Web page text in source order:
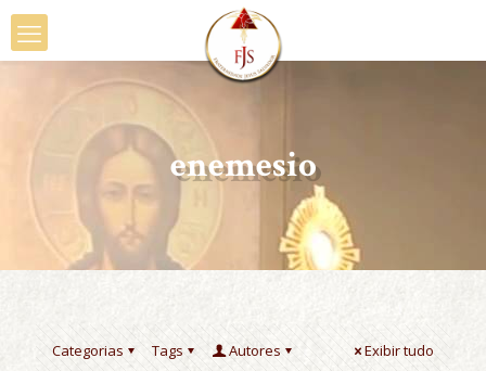
enemesio
Categorias Tags Autores Exibir tudo